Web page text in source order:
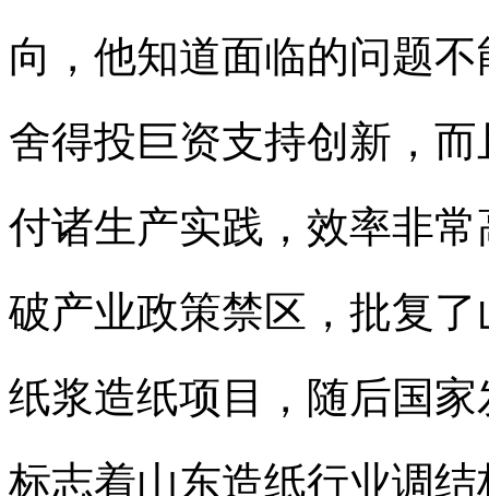
向，他知道面临的问题
舍得投巨资支持创新，
付诸生产实践，效率非
破产业政策禁区，批复
纸浆造纸项目，随后国
标志着山东造纸行业调